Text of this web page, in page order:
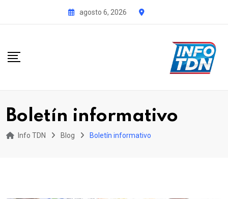
agosto 6, 2026
Boletín informativo
Info TDN Blog Boletín informativo